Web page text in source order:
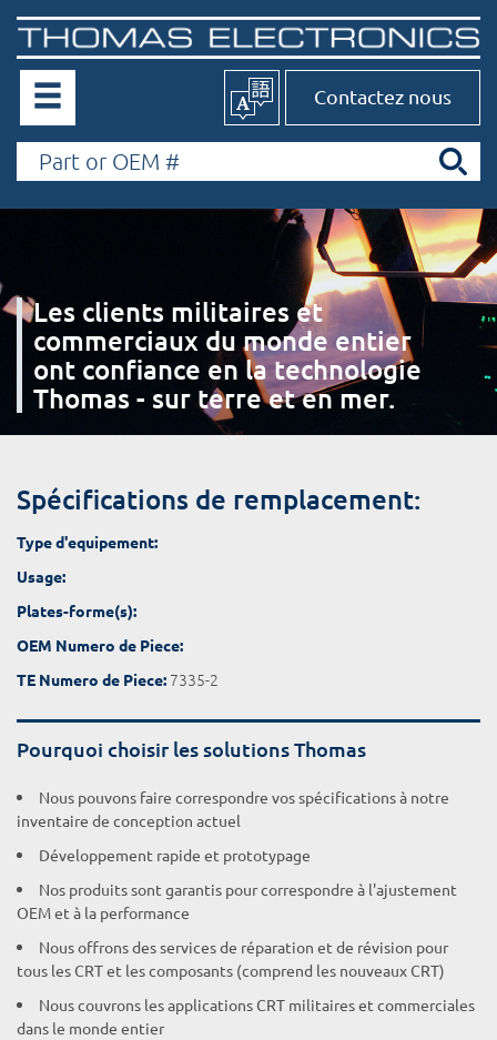
Contactez nous
Les clients militaires et
commerciaux du monde entier
ont confiance en la technologie
Thomas - sur terre et en mer.
Spécifications de remplacement:
Type d'equipement:
Usage:
Plates-forme(s):
OEM Numero de Piece:
TE Numero de Piece: 7335-2
Pourquoi choisir les solutions Thomas
Nous pouvons faire correspondre vos spécifications à notre
inventaire de conception actuel
Développement rapide et prototypage
Nos produits sont garantis pour correspondre à l'ajustement
OEM et à la performance
Nous offrons des services de réparation et de révision pour
tous les CRT et les composants (comprend les nouveaux CRT)
Nous couvrons les applications CRT militaires et commerciales
dans le monde entier